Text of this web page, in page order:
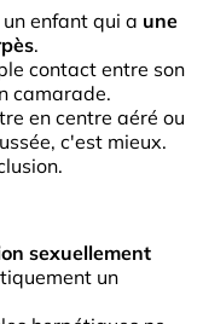
enfant qui a une
.
contact entre son
camarade.
en centre aéré ou
c'est mieux.
sexuellement
un